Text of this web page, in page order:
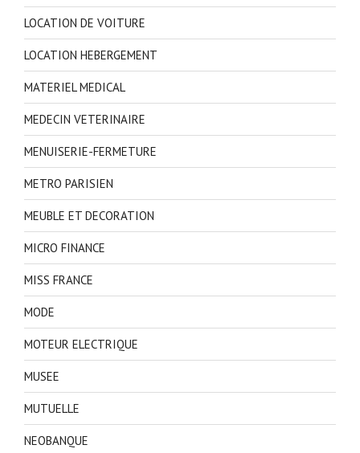
LOCATION DE VOITURE
LOCATION HEBERGEMENT
MATERIEL MEDICAL
MEDECIN VETERINAIRE
MENUISERIE-FERMETURE
METRO PARISIEN
MEUBLE ET DECORATION
MICRO FINANCE
MISS FRANCE
MODE
MOTEUR ELECTRIQUE
MUSEE
MUTUELLE
NEOBANQUE